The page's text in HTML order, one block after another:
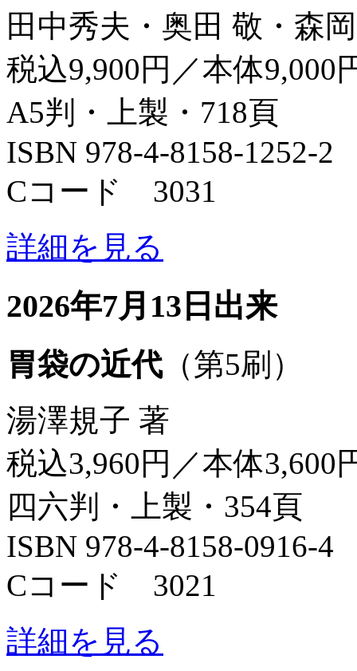
田中秀夫・奥田 敬・森
税込9,900円／本体9,000
A5判・上製・718頁
ISBN 978-4-8158-1252-2
Cコード 3031
詳細を見る
2026年7月13日出来
胃袋の近代（第5刷）
湯澤規子 著
税込3,960円／本体3,600
四六判・上製・354頁
ISBN 978-4-8158-0916-4
Cコード 3021
詳細を見る